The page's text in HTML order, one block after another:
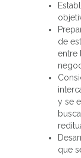
de
entre
y se
que